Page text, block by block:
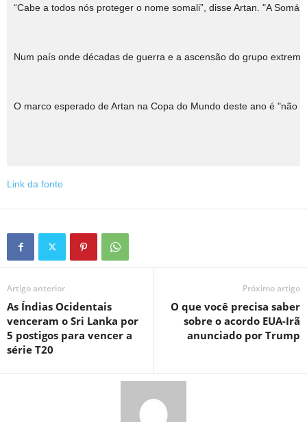
“Cabe a todos nós proteger o nome somali”, disse Artan. "A
Num país onde décadas de guerra e a ascensão do grupo
O marco esperado de Artan na Copa do Mundo deste ano é "não
Link da fonte
Artigo anterior
As Índias Ocidentais
venceram o Sri Lanka por
5 postigos para vencer a
série T20
Próximo artigo
O que você precisa saber
sobre o acordo EUA-Irã
anunciado por Trump